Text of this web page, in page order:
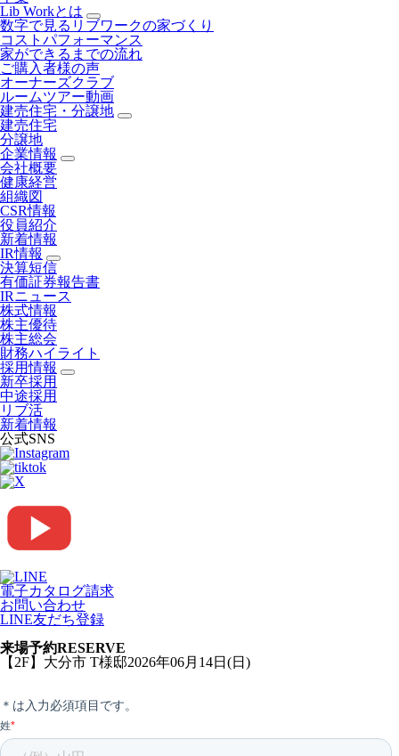
Lib Workとは
数字で見るリブワークの家づくり
コストパフォーマンス
家ができるまでの流れ
ご購入者様の声
オーナーズクラブ
ルームツアー動画
建売住宅・分譲地
建売住宅
分譲地
企業情報
会社概要
健康経営
組織図
CSR情報
役員紹介
新着情報
IR情報
決算短信
有価証券報告書
IRニュース
株式情報
株主優待
株主総会
財務ハイライト
採用情報
新卒採用
中途採用
リブ活
新着情報
公式SNS
電子カタログ請求
お問い合わせ
LINE友だち登録
来場予約RESERVE
【2F】大分市 T様邸2026年06月14日(日)